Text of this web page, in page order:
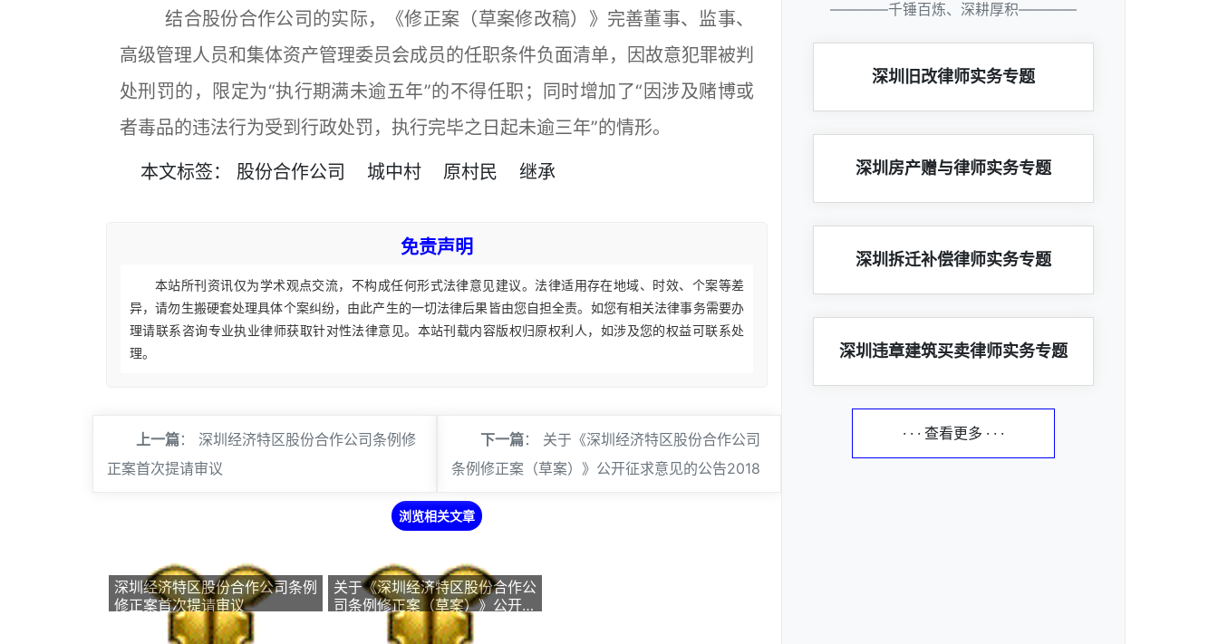
结合股份合作公司的实际，《修正案（草案修改稿）》完善董事、监事、
高级管理人员和集体资产管理委员会成员的任职条件负面清单，因故意犯罪被判
处刑罚的，限定为“执行期满未逾五年”的不得任职；同时增加了“因涉及赌博或
者毒品的违法行为受到行政处罚，执行完毕之日起未逾三年”的情形。
本文标签： 股份合作公司 城中村 原村民 继承
免责声明
本站所刊资讯仅为学术观点交流，不构成任何形式法律意见建议。法律适用存在地域、时效、个案等差
异，请勿生搬硬套处理具体个案纠纷，由此产生的一切法律后果皆由您自担全责。如您有相关法律事务需要办
理请联系咨询专业执业律师获取针对性法律意见。本站刊载内容版权归原权利人，如涉及您的权益可联系处
理。
上一篇： 深圳经济特区股份合作公司条例修
正案首次提请审议
下一篇： 关于《深圳经济特区股份合作公司
条例修正案（草案）》公开征求意见的公告2018
浏览相关文章
深圳经济特区股份合作公司条例
修正案首次提请审议
关于《深圳经济特区股份合作公
司条例修正案（草案）》公开征
求意见的公告2018
————千锤百炼、深耕厚积————
深圳旧改律师实务专题
深圳房产赠与律师实务专题
深圳拆迁补偿律师实务专题
深圳违章建筑买卖律师实务专题
· · · 查看更多 · · ·